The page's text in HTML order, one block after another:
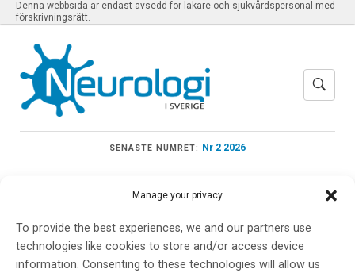
Manage your privacy
To provide the best experiences, we and our partners use
technologies like cookies to store and/or access device
information. Consenting to these technologies will allow us
Denna webbsida är endast avsedd för läkare och sjukvårdspersonal med
förskrivningsrätt.
SENASTE NUMRET: Nr 2 2026
Meny